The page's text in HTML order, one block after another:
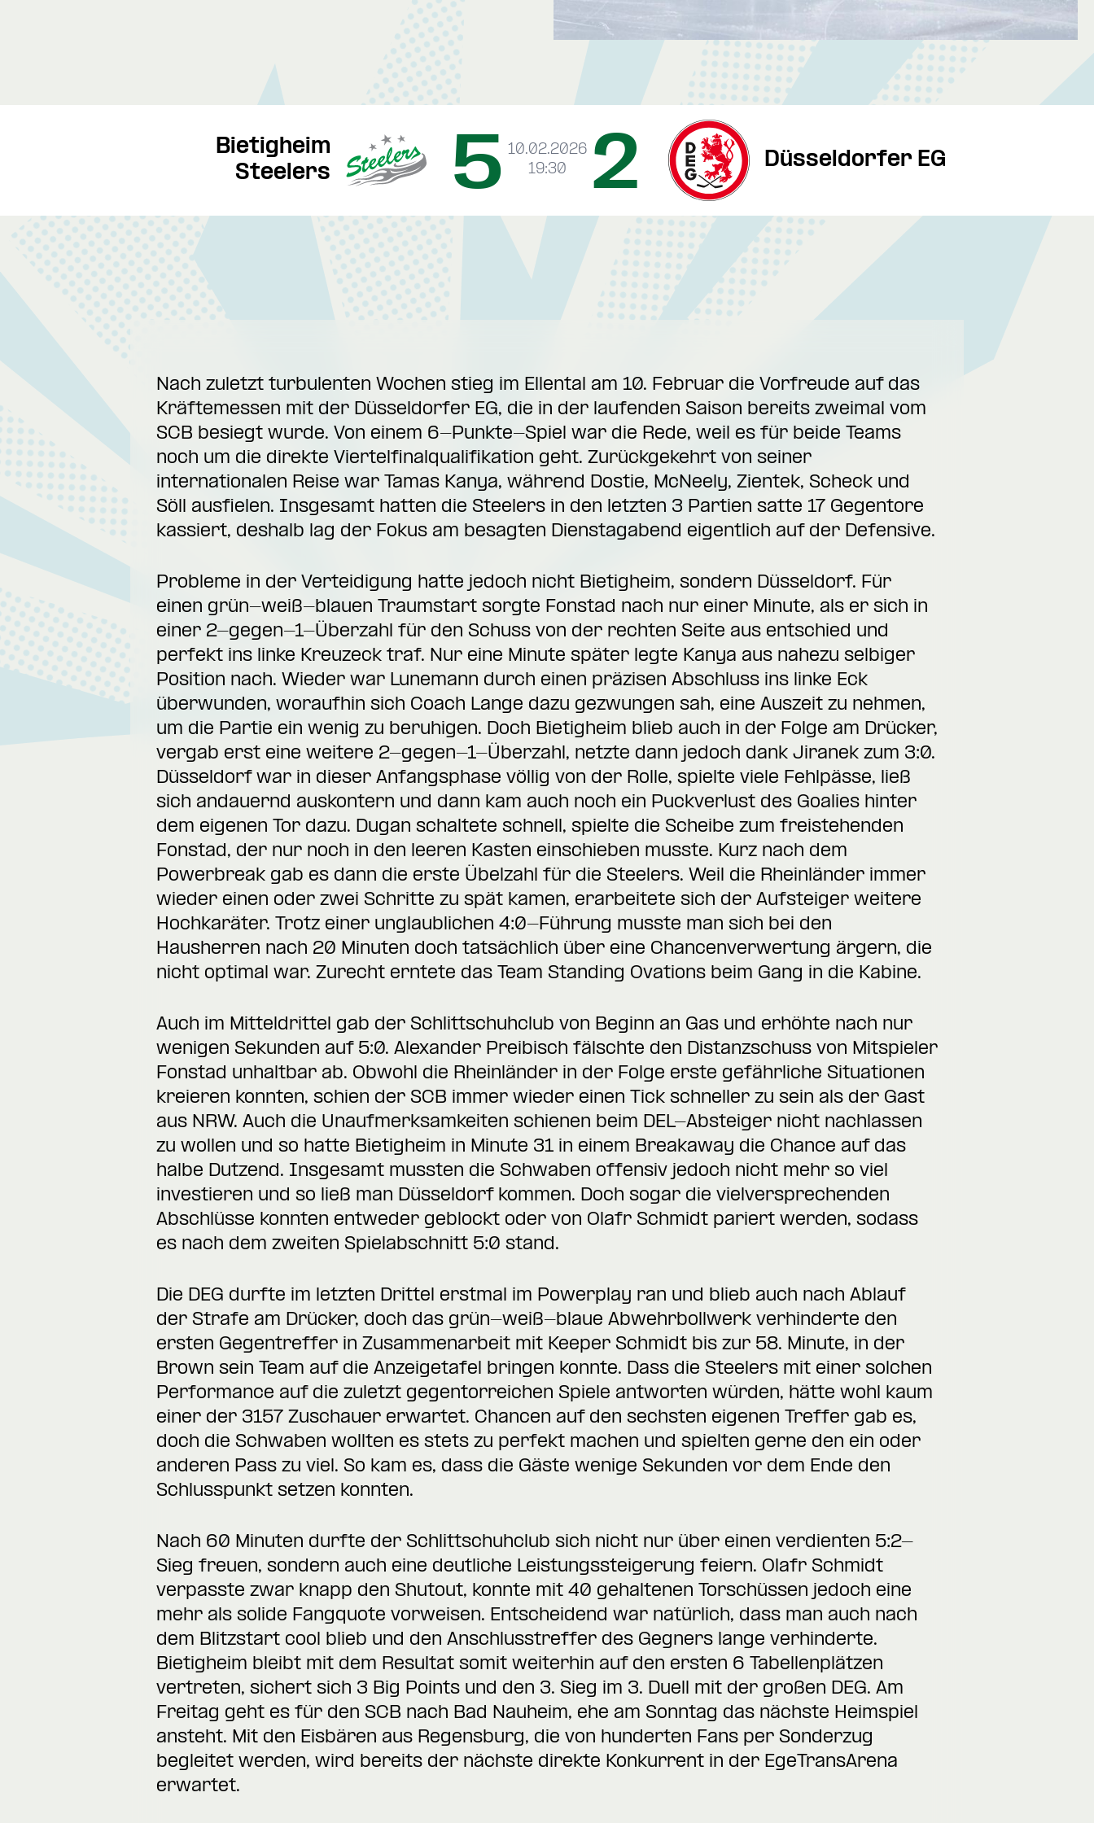
Bietigheim
Steelers
5 10.02.2026
19:30
Düsseldorfer EG
2
Nach zuletzt turbulenten Wochen stieg im Ellental am 10. Februar die Vorfreude auf das
Kräftemessen mit der Düsseldorfer EG, die in der laufenden Saison bereits zweimal vom
SCB besiegt wurde. Von einem 6-Punkte-Spiel war die Rede, weil es für beide Teams
noch um die direkte Viertelfinalqualifikation geht. Zurückgekehrt von seiner
internationalen Reise war Tamas Kanya, während Dostie, McNeely, Zientek, Scheck und
Söll ausfielen. Insgesamt hatten die Steelers in den letzten 3 Partien satte 17 Gegentore
kassiert, deshalb lag der Fokus am besagten Dienstagabend eigentlich auf der Defensive.
Probleme in der Verteidigung hatte jedoch nicht Bietigheim, sondern Düsseldorf. Für
einen grün-weiß-blauen Traumstart sorgte Fonstad nach nur einer Minute, als er sich in
einer 2-gegen-1-Überzahl für den Schuss von der rechten Seite aus entschied und
perfekt ins linke Kreuzeck traf. Nur eine Minute später legte Kanya aus nahezu selbiger
Position nach. Wieder war Lunemann durch einen präzisen Abschluss ins linke Eck
überwunden, woraufhin sich Coach Lange dazu gezwungen sah, eine Auszeit zu nehmen,
um die Partie ein wenig zu beruhigen. Doch Bietigheim blieb auch in der Folge am Drücker,
vergab erst eine weitere 2-gegen-1-Überzahl, netzte dann jedoch dank Jiranek zum 3:0.
Düsseldorf war in dieser Anfangsphase völlig von der Rolle, spielte viele Fehlpässe, ließ
sich andauernd auskontern und dann kam auch noch ein Puckverlust des Goalies hinter
dem eigenen Tor dazu. Dugan schaltete schnell, spielte die Scheibe zum freistehenden
Fonstad, der nur noch in den leeren Kasten einschieben musste. Kurz nach dem
Powerbreak gab es dann die erste Übelzahl für die Steelers. Weil die Rheinländer immer
wieder einen oder zwei Schritte zu spät kamen, erarbeitete sich der Aufsteiger weitere
Hochkaräter. Trotz einer unglaublichen 4:0-Führung musste man sich bei den
Hausherren nach 20 Minuten doch tatsächlich über eine Chancenverwertung ärgern, die
nicht optimal war. Zurecht erntete das Team Standing Ovations beim Gang in die Kabine.
Auch im Mitteldrittel gab der Schlittschuhclub von Beginn an Gas und erhöhte nach nur
wenigen Sekunden auf 5:0. Alexander Preibisch fälschte den Distanzschuss von Mitspieler
Fonstad unhaltbar ab. Obwohl die Rheinländer in der Folge erste gefährliche Situationen
kreieren konnten, schien der SCB immer wieder einen Tick schneller zu sein als der Gast
aus NRW. Auch die Unaufmerksamkeiten schienen beim DEL-Absteiger nicht nachlassen
zu wollen und so hatte Bietigheim in Minute 31 in einem Breakaway die Chance auf das
halbe Dutzend. Insgesamt mussten die Schwaben offensiv jedoch nicht mehr so viel
investieren und so ließ man Düsseldorf kommen. Doch sogar die vielversprechenden
Abschlüsse konnten entweder geblockt oder von Olafr Schmidt pariert werden, sodass
es nach dem zweiten Spielabschnitt 5:0 stand.
Die DEG durfte im letzten Drittel erstmal im Powerplay ran und blieb auch nach Ablauf
der Strafe am Drücker, doch das grün-weiß-blaue Abwehrbollwerk verhinderte den
ersten Gegentreffer in Zusammenarbeit mit Keeper Schmidt bis zur 58. Minute, in der
Brown sein Team auf die Anzeigetafel bringen konnte. Dass die Steelers mit einer solchen
Performance auf die zuletzt gegentorreichen Spiele antworten würden, hätte wohl kaum
einer der 3157 Zuschauer erwartet. Chancen auf den sechsten eigenen Treffer gab es,
doch die Schwaben wollten es stets zu perfekt machen und spielten gerne den ein oder
anderen Pass zu viel. So kam es, dass die Gäste wenige Sekunden vor dem Ende den
Schlusspunkt setzen konnten.
Nach 60 Minuten durfte der Schlittschuhclub sich nicht nur über einen verdienten 5:2-
Sieg freuen, sondern auch eine deutliche Leistungssteigerung feiern. Olafr Schmidt
verpasste zwar knapp den Shutout, konnte mit 40 gehaltenen Torschüssen jedoch eine
mehr als solide Fangquote vorweisen. Entscheidend war natürlich, dass man auch nach
dem Blitzstart cool blieb und den Anschlusstreffer des Gegners lange verhinderte.
Bietigheim bleibt mit dem Resultat somit weiterhin auf den ersten 6 Tabellenplätzen
vertreten, sichert sich 3 Big Points und den 3. Sieg im 3. Duell mit der großen DEG. Am
Freitag geht es für den SCB nach Bad Nauheim, ehe am Sonntag das nächste Heimspiel
ansteht. Mit den Eisbären aus Regensburg, die von hunderten Fans per Sonderzug
begleitet werden, wird bereits der nächste direkte Konkurrent in der EgeTransArena
erwartet.